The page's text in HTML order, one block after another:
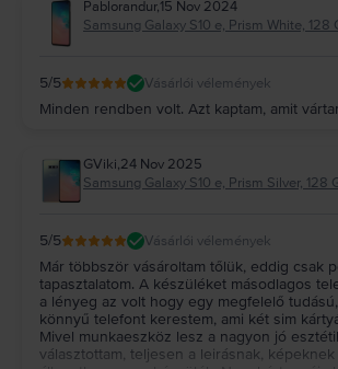
Pablorandur,15 Nov 2024
Samsung Galaxy S10 e, Prism White, 128
5/5 Vásárlói vélemények
Minden rendben volt. Azt kaptam, amit
GViki,24 Nov 2025
Samsung Galaxy S10 e, Prism Silver, 128
5/5 Vásárlói vélemények
Már többször vásároltam tőlük, eddig csak
tapasztalatom. A készüléket másodlagos
a lényeg az volt hogy egy megfelelő
könnyű telefont kerestem, ami két sim
Mivel munkaeszköz lesz a nagyon jó
választottam, teljesen a leirásnak,